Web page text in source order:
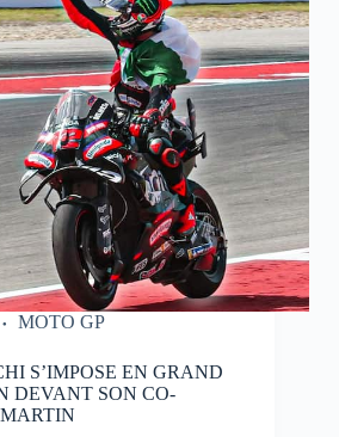
MOTO GP
S’IMPOSE EN GRAND
DEVANT SON CO-